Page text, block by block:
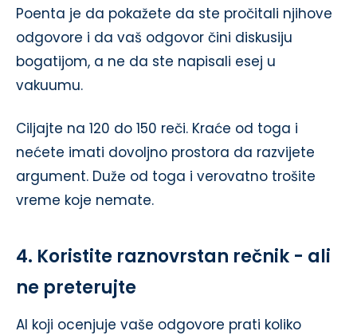
Poenta je da pokažete da ste pročitali njihove
odgovore i da vaš odgovor čini diskusiju
bogatijom, a ne da ste napisali esej u
vakuumu.
Ciljajte na 120 do 150 reči. Kraće od toga i
nećete imati dovoljno prostora da razvijete
argument. Duže od toga i verovatno trošite
vreme koje nemate.
4. Koristite raznovrstan rečnik - ali
ne preterujte
AI koji ocenjuje vaše odgovore prati koliko